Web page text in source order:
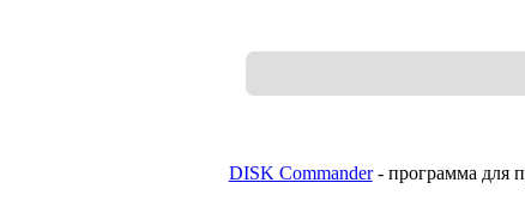
DISK Commander- программа для